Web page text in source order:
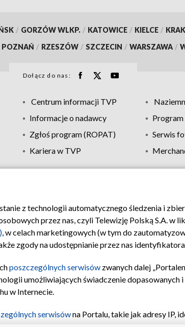
/ GORZÓW WLKP. / KATOWICE / KIELCE /
POZNAŃ / RZESZÓW / SZCZECIN / WARSZAWA /
Dołącz do nas:
Centrum informacji TVP
Informacje o nadawcy
Program
Zgłoś program (ROPAT)
Serwis
Kariera w TVP
Moje zgody Pomoc Biuro
z technologii automatycznego śledzenia i
przez nas, czyli Telewizję Polską S.A. w
, w celach marketingowych (w tym do
zgody na udostępnianie przez nas
poszczególnych serwisów zwanych dalej
umożliwiających świadczenie dopasowanych
w Internecie.
serwisówna Portalu, takie jak adresy IP,